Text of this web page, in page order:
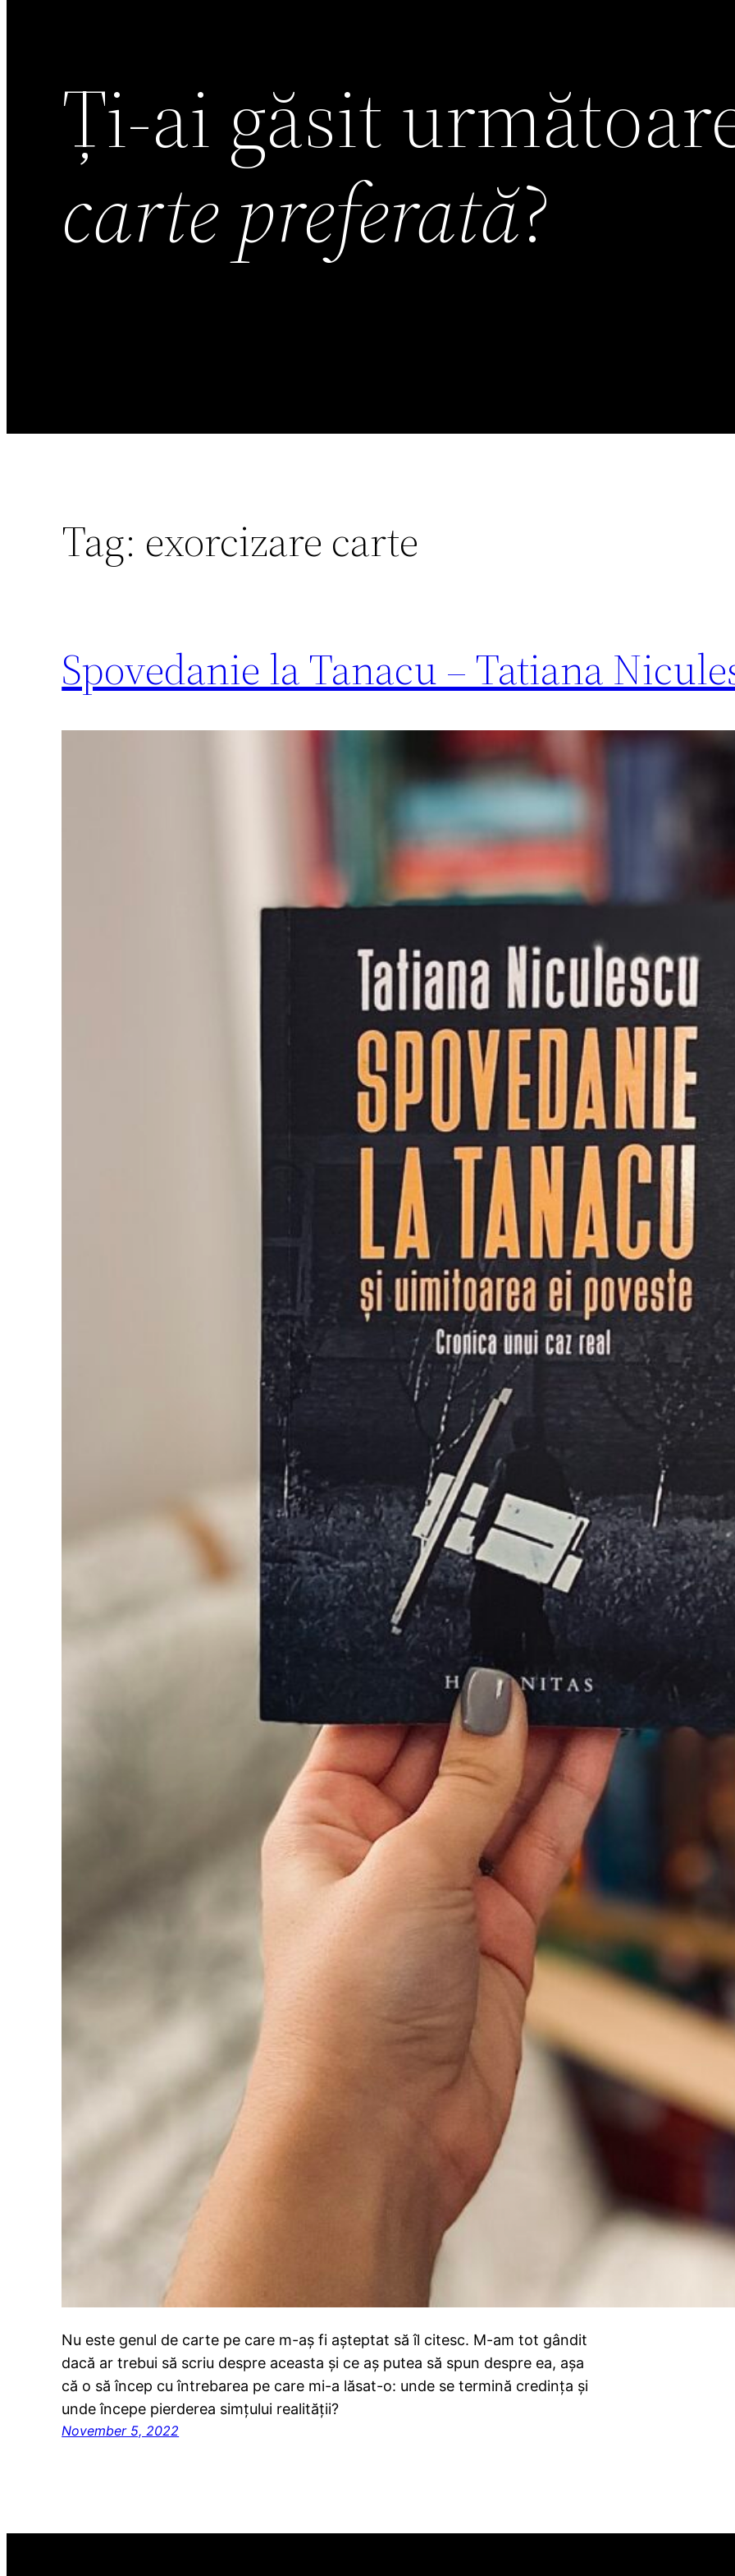
Ți-ai găsit
carte preferată?
Tag: exorcizare carte
Spovedanie la Tanacu – Tatiana
Nu este genul de carte pe care m-aș fi așteptat să îl citesc. M-am tot gândit
dacă ar trebui să scriu despre aceasta și ce aș putea să spun despre ea, așa
că o să încep cu întrebarea pe care mi-a lăsat-o: unde se termină credința și
unde începe pierderea simțului realității?
November 5, 2022